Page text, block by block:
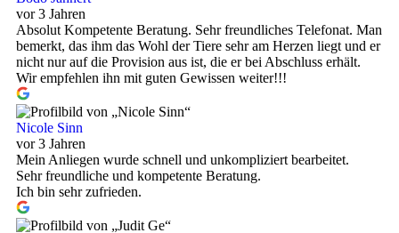
vor 3 Jahren
Absolut Kompetente Beratung. Sehr freundliches Telefonat. Man
bemerkt, das ihm das Wohl der Tiere sehr am Herzen liegt und er
nicht nur auf die Provision aus ist, die er bei Abschluss erhält.
Wir empfehlen ihn mit guten Gewissen weiter!!!
Nicole Sinn
vor 3 Jahren
Mein Anliegen wurde schnell und unkompliziert bearbeitet.
Sehr freundliche und kompetente Beratung.
Ich bin sehr zufrieden.